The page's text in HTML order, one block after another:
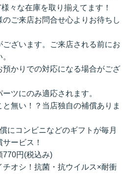
々な在庫を取り揃えてます！
のご来店お問合せ心よりお待ちし
ざいます。ご来店される前にお
かりでの対応になる場合がござ
ツにのみ適応されます。
無い！？当店独自の補償ありま
にコンビニなどのギフトが毎月
ービス！
770円(税込み)
オシ！抗菌・抗ウイルス×耐衝